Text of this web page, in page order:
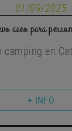
01/09/2025
aseo para
camping en
+ INFO